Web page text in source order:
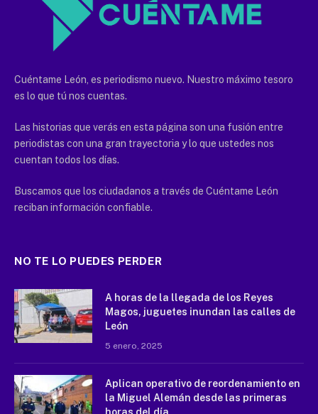
Cuéntame León, es periodismo nuevo. Nuestro máximo tesoro
es lo que tú nos cuentas.
Las historias que verás en esta página son una fusión entre
periodistas con una gran trayectoria y lo que ustedes nos
cuentan todos los días.
Buscamos que los ciudadanos a través de Cuéntame León
reciban información confiable.
NO TE LO PUEDES PERDER
A horas de la llegada de los Reyes
Magos, juguetes inundan las calles de
León
5 enero, 2025
Aplican operativo de reordenamiento en
la Miguel Alemán desde las primeras
horas del día